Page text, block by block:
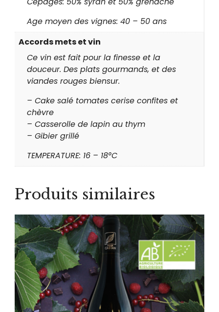
Age moyen des vignes: 40 – 50 ans
Accords mets et vin
Ce vin est fait pour la finesse et la
douceur. Des plats gourmands, et des
viandes rouges biensur.
– Cake salé tomates cerise confites et
chèvre
– Casserolle de lapin au thym
– Gibier grillé
TEMPERATURE: 16 – 18°C
Produits similaires